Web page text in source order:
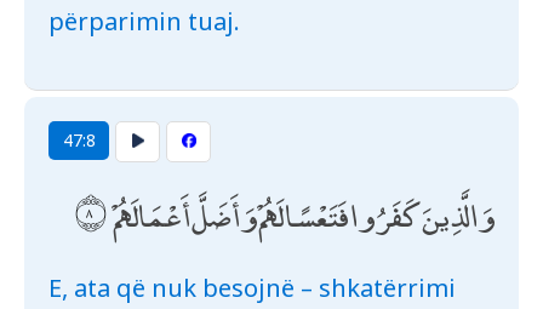
përparimin tuaj.
47:8
وَالَّذِينَ كَفَرُوا فَتَعْسًا لَهُمْ وَأَضَلَّ أَعْمَالَهُمْ
E, ata që nuk besojnë – shkatërrimi